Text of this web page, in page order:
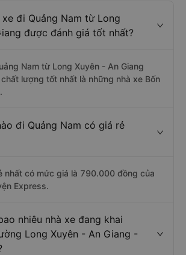
xe đi Quảng Nam từ Long
được đánh giá tốt nhất?
Nam từ Long Xuyên - An Giang
lượng tốt nhất là những nhà xe Bốn
đi Quảng Nam có giá rẻ
nhất có mức giá là 790.000 đồng của
Express.
nhiêu nhà xe đang khai
Long Xuyên - An Giang -